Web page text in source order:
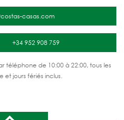
casas.com
+34 952 908 759
téléphone de 10:00 à 22:00, tous les
et jours fériés inclus.